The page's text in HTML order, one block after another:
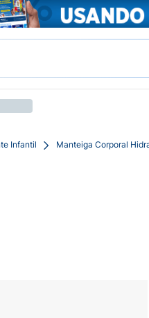
Infantil Manteiga Corporal